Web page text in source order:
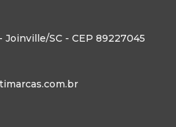
Joinville/SC - CEP 89227045